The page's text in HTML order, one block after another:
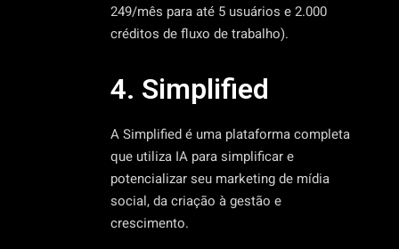
249/mês para até 5 usuários e 2.000
créditos de fluxo de trabalho).
4. Simplified
A Simplified é uma plataforma completa
que utiliza IA para simplificar e
potencializar seu marketing de mídia
social, da criação à gestão e
crescimento.